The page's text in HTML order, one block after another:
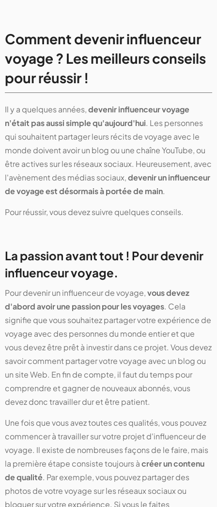
Comment devenir influenceur
voyage ? Les meilleurs conseils
pour réussir !
Il y a quelques années,devenir influenceur voyage
n'était pas aussi simple qu'aujourd'hui. Les personnes
qui souhaitent partager leurs récits de voyage avec le
monde doivent avoir un blog ou une chaîne YouTube, ou
être actives sur les réseaux sociaux. Heureusement, avec
l'avènement des médias sociaux,devenir un influenceur
de voyage est désormais à portée de main.
Pour réussir, vous devez suivre quelques conseils.
La passion avant tout ! Pour devenir
influenceur voyage.
Pour devenir un influenceur de voyage,vous devez
d'abord avoir une passion pour les voyages. Cela
signifie que vous souhaitez partager votre expérience de
voyage avec des personnes du monde entier et que
vous devez être prêt à investir dans ce projet. Vous devez
savoir comment partager votre voyage avec un blog ou
un site Web. En fin de compte, il faut du temps pour
comprendre et gagner de nouveaux abonnés, vous
devez donc travailler dur et être patient.
Une fois que vous avez toutes ces qualités, vous pouvez
commencer à travailler sur votre projet d'influenceur de
voyage. Il existe de nombreuses façons de le faire, mais
la première étape consiste toujours àcréer un contenu
de qualité. Par exemple, vous pouvez partager des
photos de votre voyage sur les réseaux sociaux ou
bloguer sur votre expérience. Si vous le faites